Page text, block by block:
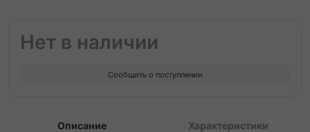
Нет в наличии
Сообщить о поступлении
Описание Характеристики